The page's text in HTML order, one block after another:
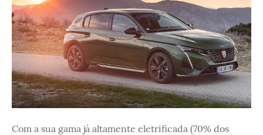
Com a sua gama já altamente eletrificada (70% dos